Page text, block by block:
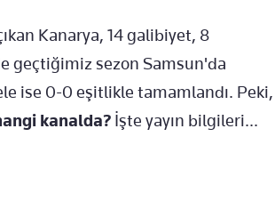
Kanarya, 14 galibiyet, 8
geçtiğimiz sezon Samsun'da
ise 0-0 eşitlikle tamamlandı. Peki,
kanalda? İşte yayın bilgileri...